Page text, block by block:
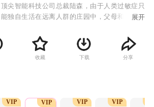
顶尖智能科技公司总裁陆森，由于人类过敏症只
能独自生活在远离人群的庄园中，父母和他一起
成机器人的杨善善闯入了他的生活，从此两人陷
入了如橘子般酸甜绚烂的爱情中。
展开
收藏 下载 分享
VIP VIP VIP VIP